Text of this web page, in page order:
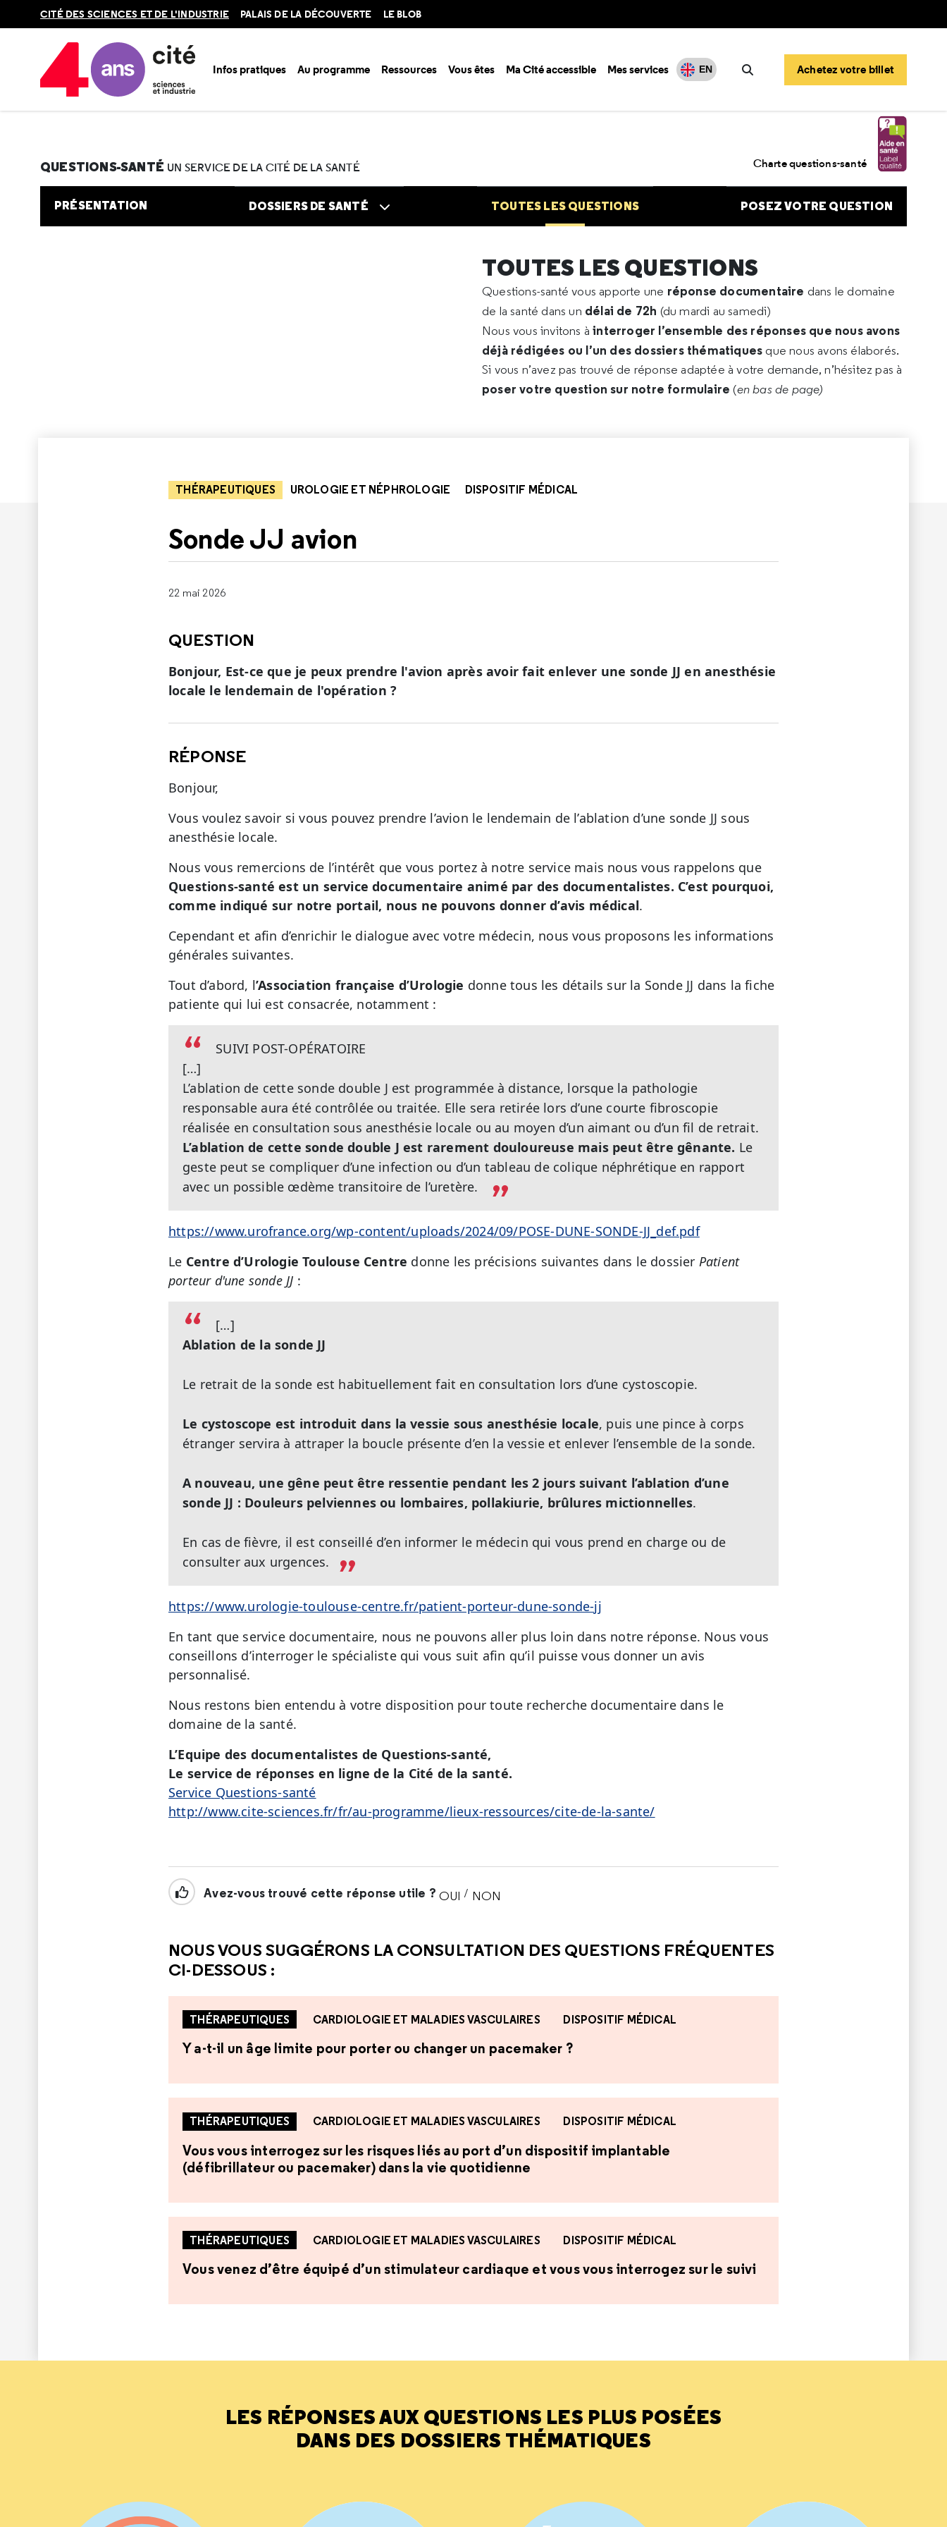
en
CITÉ DES SCIENCES ET DE L'INDUSTRIE PALAIS DE LA DÉCOUVERTE LE BLOB
Infos pratiques Au programme Ressources Vous êtes Ma Cité accessible Mes services EN
Rechercher
Achetez votre billet
Accueil Au programme
QUESTIONS-SANTÉ UN SERVICE DE LA CITÉ DE LA SANTÉ Charte questions-santé
PRÉSENTATION DOSSIERS DE SANTÉ TOUTES LES QUESTIONS POSEZ VOTRE QUESTION
TOUTES LES QUESTIONS
Questions-santé vous apporte une réponse documentaire dans le domaine
de la santé dans un délai de 72h (du mardi au samedi)
Nous vous invitons àinterroger l’ensemble des réponses que nous avons
déjà rédigées ou l’un des dossiers thématiques que nous avons élaborés.
Si vous n’avez pas trouvé de réponse adaptée à votre demande, n’hésitez pas à
poser votre question sur notre formulaire (en bas de page)
THÉRAPEUTIQUES UROLOGIE ET NÉPHROLOGIE DISPOSITIF MÉDICAL
Sonde JJ avion
22 mai 2026
QUESTION
Bonjour, Est-ce que je peux prendre l'avion après avoir fait enlever une sonde JJ en anesthésie
locale le lendemain de l'opération ?
RÉPONSE
Bonjour,
Vous voulez savoir si vous pouvez prendre l’avion le lendemain de l’ablation d’une sonde JJ sous
anesthésie locale.
Nous vous remercions de l’intérêt que vous portez à notre service mais nous vous rappelons que
Questions-santé est un service documentaire animé par des documentalistes. C’est pourquoi,
comme indiqué sur notre portail, nous ne pouvons donner d’avis médical.
Cependant et afin d’enrichir le dialogue avec votre médecin, nous vous proposons les informations
générales suivantes.
Tout d’abord, l’Association française d’Urologie donne tous les détails sur la Sonde JJ dans la fiche
patiente qui lui est consacrée, notamment :
SUIVI POST-OPÉRATOIRE
[…]
L’ablation de cette sonde double J est programmée à distance, lorsque la pathologie
responsable aura été contrôlée ou traitée. Elle sera retirée lors d’une courte fibroscopie
réalisée en consultation sous anesthésie locale ou au moyen d’un aimant ou d’un fil de retrait.
L’ablation de cette sonde double J est rarement douloureuse mais peut être gênante. Le
geste peut se compliquer d’une infection ou d’un tableau de colique néphrétique en rapport
avec un possible œdème transitoire de l’uretère.
https://www.urofrance.org/wp-content/uploads/2024/09/POSE-DUNE-SONDE-JJ_def.pdf
Le Centre d’Urologie Toulouse Centre donne les précisions suivantes dans le dossier Patient
porteur d'une sonde JJ :
[…]
Ablation de la sonde JJ
Le retrait de la sonde est habituellement fait en consultation lors d’une cystoscopie.
Le cystoscope est introduit dans la vessie sous anesthésie locale, puis une pince à corps
étranger servira à attraper la boucle présente d’en la vessie et enlever l’ensemble de la sonde.
A nouveau, une gêne peut être ressentie pendant les 2 jours suivant l’ablation d’une
sonde JJ : Douleurs pelviennes ou lombaires, pollakiurie, brûlures mictionnelles.
En cas de fièvre, il est conseillé d’en informer le médecin qui vous prend en charge ou de
consulter aux urgences.
https://www.urologie-toulouse-centre.fr/patient-porteur-dune-sonde-jj
En tant que service documentaire, nous ne pouvons aller plus loin dans notre réponse. Nous vous
conseillons d’interroger le spécialiste qui vous suit afin qu’il puisse vous donner un avis
personnalisé.
Nous restons bien entendu à votre disposition pour toute recherche documentaire dans le
domaine de la santé.
L’Equipe des documentalistes de Questions-santé,
Le service de réponses en ligne de la Cité de la santé.
Service Questions-santé
http://www.cite-sciences.fr/fr/au-programme/lieux-ressources/cite-de-la-sante/
Avez-vous trouvé cette réponse utile ? OUI / NON
NOUS VOUS SUGGÉRONS LA CONSULTATION DES QUESTIONS FRÉQUENTES
CI-DESSOUS :
THÉRAPEUTIQUES CARDIOLOGIE ET MALADIES VASCULAIRES DISPOSITIF MÉDICAL
Y a-t-il un âge limite pour porter ou changer un pacemaker ?
THÉRAPEUTIQUES CARDIOLOGIE ET MALADIES VASCULAIRES DISPOSITIF MÉDICAL
Vous vous interrogez sur les risques liés au port d’un dispositif implantable
(défibrillateur ou pacemaker) dans la vie quotidienne
THÉRAPEUTIQUES CARDIOLOGIE ET MALADIES VASCULAIRES DISPOSITIF MÉDICAL
Vous venez d’être équipé d’un stimulateur cardiaque et vous vous interrogez sur le suivi
LES RÉPONSES AUX QUESTIONS LES PLUS POSÉES
DANS DES DOSSIERS THÉMATIQUES